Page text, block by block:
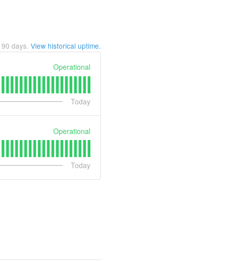
90 days. View historical uptime.
Operational
Today
Operational
Today